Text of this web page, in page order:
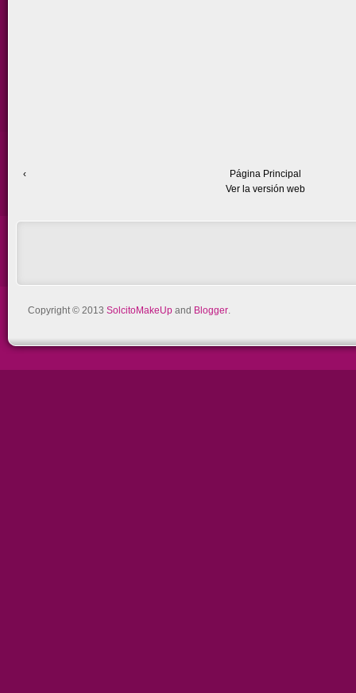
‹
Página Principal
Ver la versión web
Copyright © 2013 SolcitoMakeUp and Blogger.